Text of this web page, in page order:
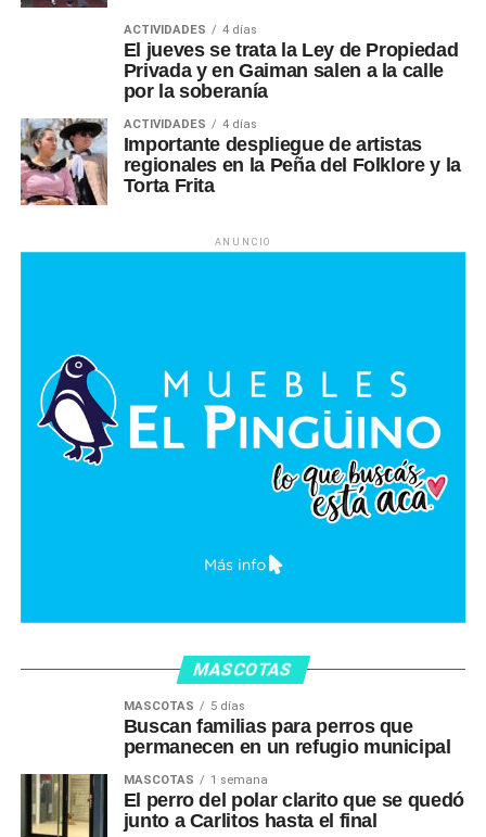
ACTIVIDADES 4 días
El jueves se trata la Ley de Propiedad
Privada y en Gaiman salen a la calle
por la soberanía
ACTIVIDADES 4 días
Importante despliegue de artistas
regionales en la Peña del Folklore y la
Torta Frita
ANUNCIO
MASCOTAS
MASCOTAS 5 días
Buscan familias para perros que
permanecen en un refugio municipal
MASCOTAS 1 semana
El perro del polar clarito que se quedó
junto a Carlitos hasta el final